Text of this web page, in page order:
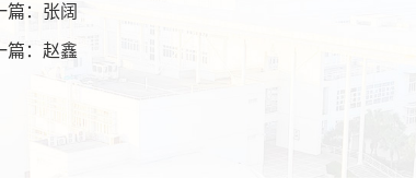
篇：张阔
篇：赵鑫